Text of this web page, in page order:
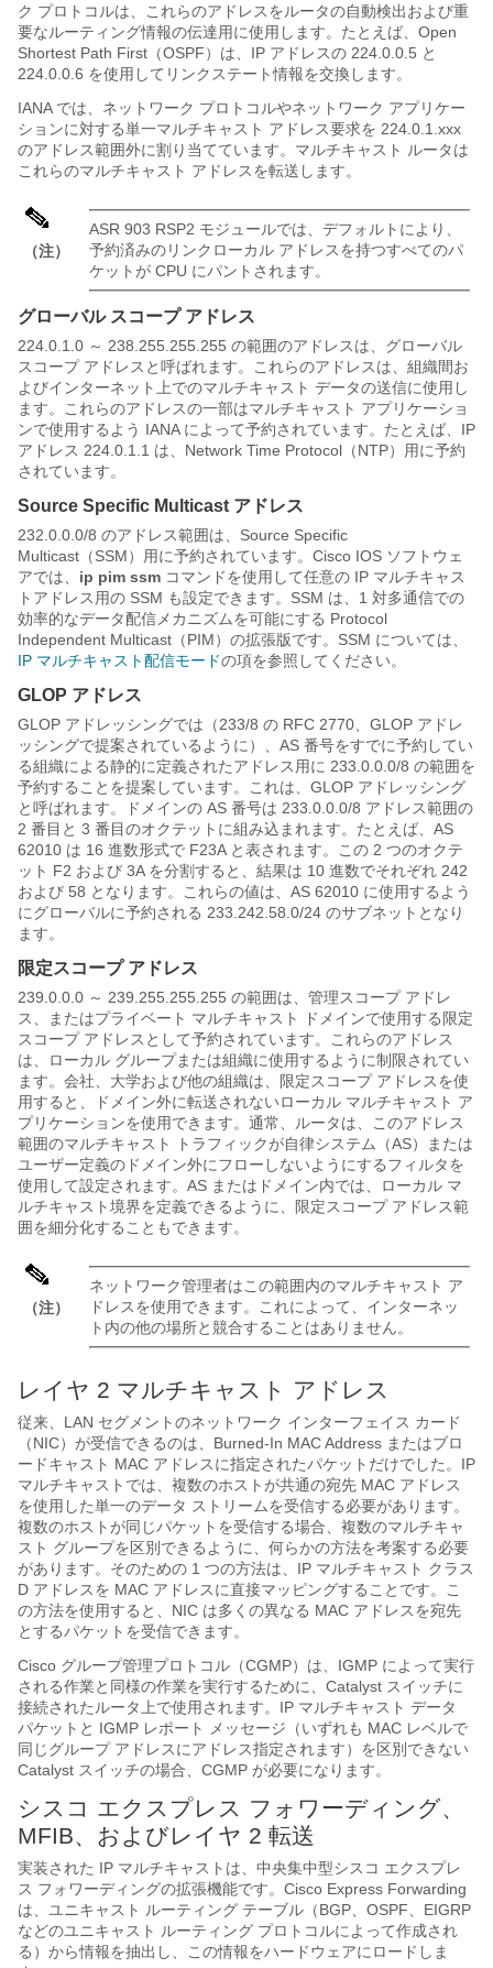
ク プロトコルは、これらのアドレスをルータの自動検出および重
要なルーティング情報の伝達用に使用します。たとえば、Open
Shortest Path First（OSPF）は、IP アドレスの 224.0.0.5 と
224.0.0.6 を使用してリンクステート情報を交換します。
IANA では、ネットワーク プロトコルやネットワーク アプリケー
ションに対する単一マルチキャスト アドレス要求を 224.0.1.xxx
のアドレス範囲外に割り当てています。マルチキャスト ルータは
これらのマルチキャスト アドレスを転送します。
（注）
ASR 903 RSP2 モジュールでは、デフォルトにより、
予約済みのリンクローカル アドレスを持つすべてのパ
ケットが CPU にパントされます。
グローバル スコープ アドレス
224.0.1.0 ～ 238.255.255.255 の範囲のアドレスは、グローバル
スコープ アドレスと呼ばれます。これらのアドレスは、組織間お
よびインターネット上でのマルチキャスト データの送信に使用し
ます。これらのアドレスの一部はマルチキャスト アプリケーショ
ンで使用するよう IANA によって予約されています。たとえば、IP
アドレス 224.0.1.1 は、Network Time Protocol（NTP）用に予約
されています。
Source Specific Multicast アドレス
232.0.0.0/8 のアドレス範囲は、Source Specific
Multicast（SSM）用に予約されています。Cisco IOS ソフトウェ
アでは、 ip pim ssm コマンドを使用して任意の IP マルチキャス
トアドレス用の SSM も設定できます。SSM は、1 対多通信での
効率的なデータ配信メカニズムを可能にする Protocol
Independent Multicast（PIM）の拡張版です。SSM については、
IP マルチキャスト配信モードの項を参照してください。
GLOP アドレス
GLOP アドレッシングでは（233/8 の RFC 2770、GLOP アドレ
ッシングで提案されているように）、AS 番号をすでに予約してい
る組織による静的に定義されたアドレス用に 233.0.0.0/8 の範囲を
予約することを提案しています。これは、GLOP アドレッシング
と呼ばれます。ドメインの AS 番号は 233.0.0.0/8 アドレス範囲の
2 番目と 3 番目のオクテットに組み込まれます。たとえば、AS
62010 は 16 進数形式で F23A と表されます。この 2 つのオクテ
ット F2 および 3A を分割すると、結果は 10 進数でそれぞれ 242
および 58 となります。これらの値は、AS 62010 に使用するよう
にグローバルに予約される 233.242.58.0/24 のサブネットとなり
ます。
限定スコープ アドレス
239.0.0.0 ～ 239.255.255.255 の範囲は、管理スコープ アドレ
ス、またはプライベート マルチキャスト ドメインで使用する限定
スコープ アドレスとして予約されています。これらのアドレス
は、ローカル グループまたは組織に使用するように制限されてい
ます。会社、大学および他の組織は、限定スコープ アドレスを使
用すると、ドメイン外に転送されないローカル マルチキャスト ア
プリケーションを使用できます。通常、ルータは、このアドレス
範囲のマルチキャスト トラフィックが自律システム（AS）または
ユーザー定義のドメイン外にフローしないようにするフィルタを
使用して設定されます。AS またはドメイン内では、ローカル マ
ルチキャスト境界を定義できるように、限定スコープ アドレス範
囲を細分化することもできます。
（注）
ネットワーク管理者はこの範囲内のマルチキャスト ア
ドレスを使用できます。これによって、インターネッ
ト内の他の場所と競合することはありません。
レイヤ 2 マルチキャスト アドレス
従来、LAN セグメントのネットワーク インターフェイス カード
（NIC）が受信できるのは、Burned-In MAC Address またはブロ
ードキャスト MAC アドレスに指定されたパケットだけでした。IP
マルチキャストでは、複数のホストが共通の宛先 MAC アドレス
を使用した単一のデータ ストリームを受信する必要があります。
複数のホストが同じパケットを受信する場合、複数のマルチキャ
スト グループを区別できるように、何らかの方法を考案する必要
があります。そのための 1 つの方法は、IP マルチキャスト クラス
D アドレスを MAC アドレスに直接マッピングすることです。こ
の方法を使用すると、NIC は多くの異なる MAC アドレスを宛先
とするパケットを受信できます。
Cisco グループ管理プロトコル（CGMP）は、IGMP によって実行
される作業と同様の作業を実行するために、Catalyst スイッチに
接続されたルータ上で使用されます。IP マルチキャスト データ
パケットと IGMP レポート メッセージ（いずれも MAC レベルで
同じグループ アドレスにアドレス指定されます）を区別できない
Catalyst スイッチの場合、CGMP が必要になります。
シスコ エクスプレス フォワーディング、
MFIB、およびレイヤ 2 転送
実装された IP マルチキャストは、中央集中型シスコ エクスプレ
ス フォワーディングの拡張機能です。Cisco Express Forwarding
は、ユニキャスト ルーティング テーブル（BGP、 OSPF、EIGRP
などのユニキャスト ルーティング プロトコルによって作成され
る）から情報を抽出し、この情報をハードウェアにロードしま